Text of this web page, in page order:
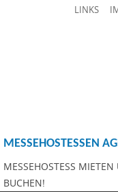
LINKS
MESSEHOSTESSEN
MESSEHOSTESS
BUCHEN!